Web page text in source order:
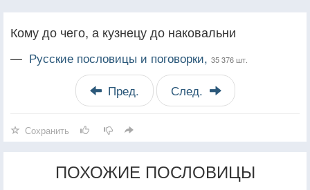
Кому до чего, а кузнецу до наковальни
— Русские пословицы и поговорки, 35 376 шт.
Пред. След.
Сохранить
ПОХОЖИЕ ПОСЛОВИЦЫ